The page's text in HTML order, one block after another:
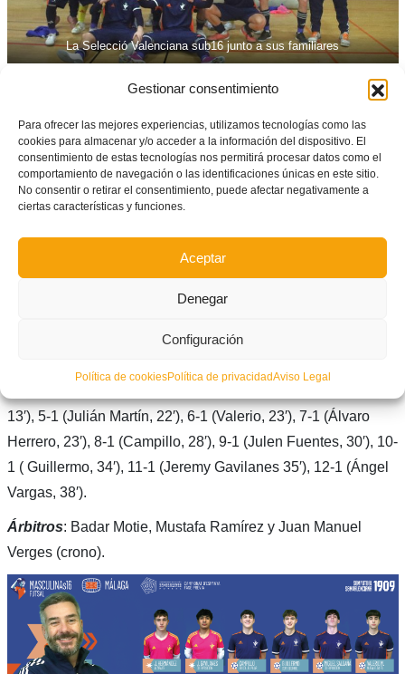
Gestionar consentimiento
Para ofrecer las mejores experiencias, utilizamos tecnologías como las
cookies para almacenar y/o acceder a la información del dispositivo. El
consentimiento de estas tecnologías nos permitirá procesar datos como el
comportamiento de navegación o las identificaciones únicas en este sitio.
No consentir o retirar el consentimiento, puede afectar negativamente a
ciertas características y funciones.
Aceptar
Denegar
Configuración
Política de cookiesPolítica de privacidadAviso Legal
La Selecció Valenciana sub16 junto a sus familiares
Selecció Valenciana(12): J. Hernández, Campillo, Carlos,
Julián Martín y Álvaro Herrero -cinco inicial-. También
jugaron Gavilanes, Guillermo, Miguel Saldaña, Valerio, Hugo
Ayelo, Julen F y Vargas.
Urtzi Cortes y Marcell Augusto -cinco inicial. También
jugaron Enrique Ballestero, Emmanuel Patiño, Asier
Martínez, Asier Díez, Ignacio Olábarri, Adolfo Cárdenas e
13′), 5-1 (Julián Martín, 22′), 6-1 (Valerio, 23′), 7-1 (Álvaro
Herrero, 23′), 8-1 (Campillo, 28′), 9-1 (Julen Fuentes, 30′), 10-
1 ( Guillermo, 34′), 11-1 (Jeremy Gavilanes 35′), 12-1 (Ángel
Vargas, 38′).
Árbitros: Badar Motie, Mustafa Ramírez y Juan Manuel
Verges (crono).